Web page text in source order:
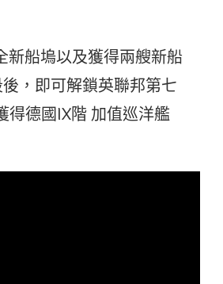
新船塢以及獲得兩艘新船
，即可解鎖英聯邦第七
得德國IX階 加值巡洋艦